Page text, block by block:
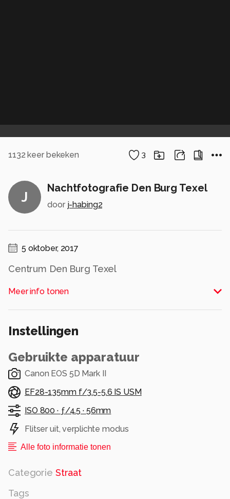
1132 keer bekeken 3
J
Nachtfotografie Den Burg Texel
door j-habing2
5 oktober, 2017
Centrum Den Burg Texel
Alle rechten voorbehouden
Meer info tonen
Instellingen
Gebruikte apparatuur
Canon EOS 5D Mark II
EF28-135mm f/3.5-5.6 IS USM
ISO 800 · ƒ/4.5 · 56mm
Flitser uit, verplichte modus
Alle foto informatie tonen
Categorie Straat
Tags